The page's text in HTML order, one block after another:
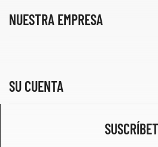
NUESTRA EMPRESA
SU CUENTA